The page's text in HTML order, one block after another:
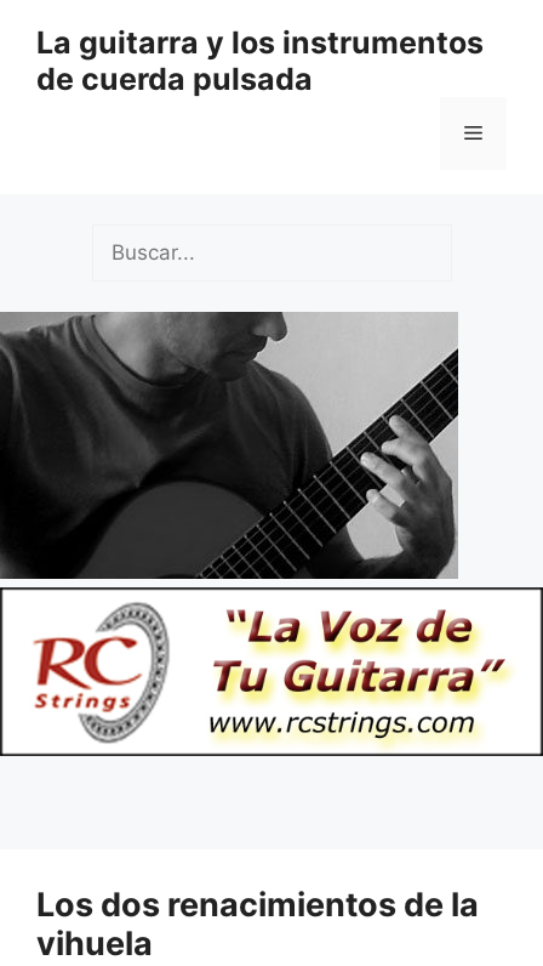
contenido
La guitarra y los instrumentos
de cuerda pulsada
Menú
Los dos renacimientos de la
vihuela